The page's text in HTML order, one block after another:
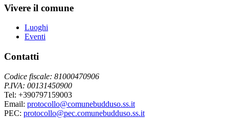
Vivere il comune
Luoghi
Eventi
Contatti
Codice fiscale: 81000470906
P.IVA: 00131450900
Tel: +390797159003
Email: protocollo@comunebudduso.ss.it
PEC: protocollo@pec.comunebudduso.ss.it